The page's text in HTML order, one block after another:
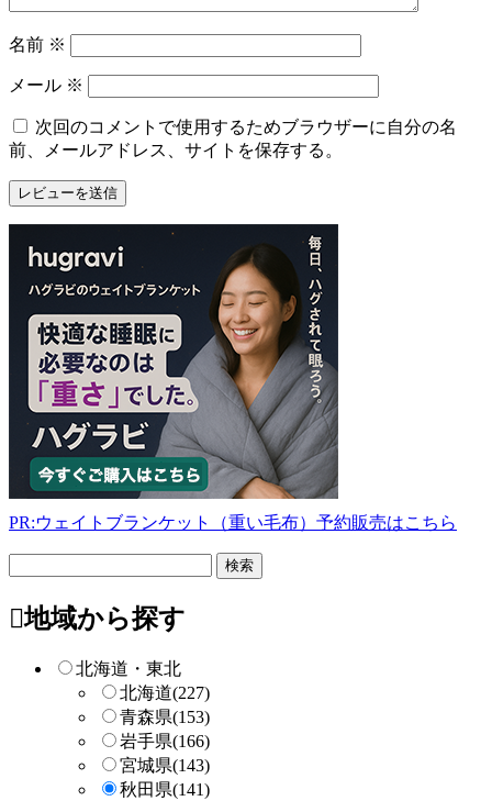
名前 ※
メール ※
次回のコメントで使用するためブラウザーに自分の名
前、メールアドレス、サイトを保存する。
PR:ウェイトブランケット（重い毛布）予約販売はこちら
ー
検地域から探す
北海道・東北
北海道(227)
青森県(153)
岩手県(166)
宮城県(143)
秋田県(141)